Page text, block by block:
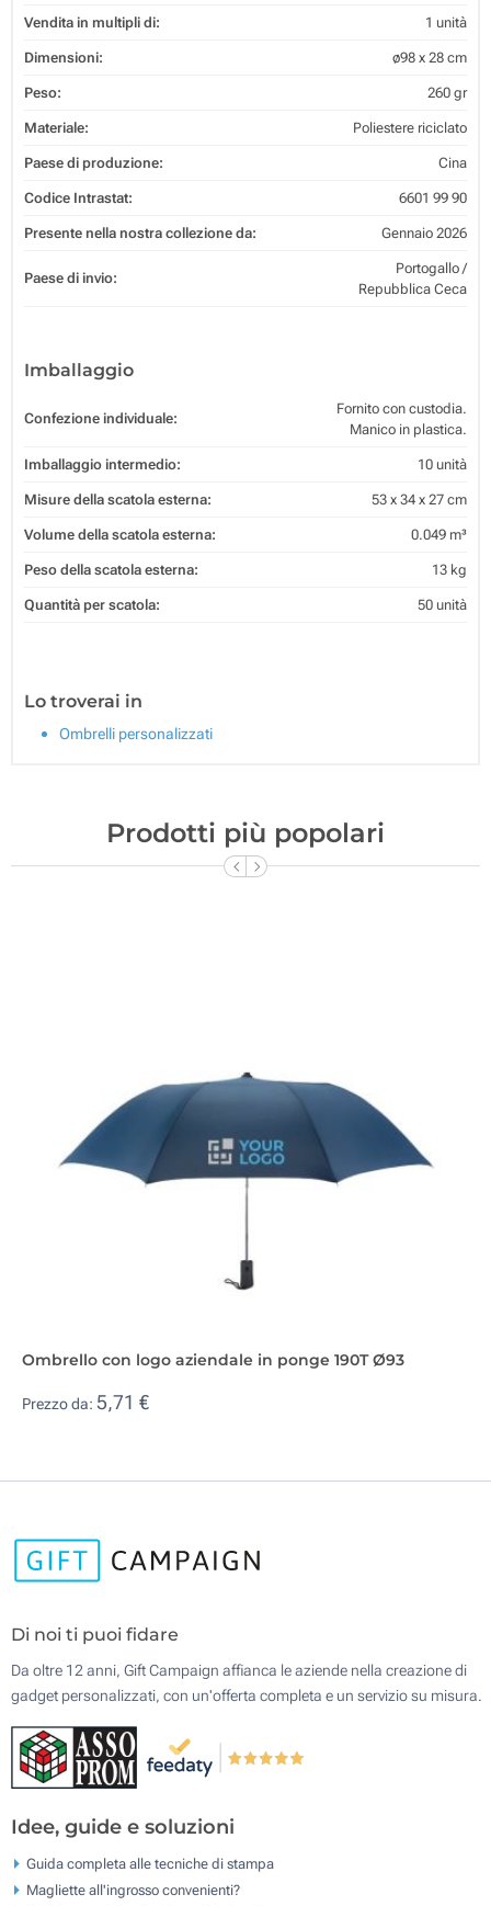
Vendita in multipli di: 1 unità
Dimensioni: ø98 x 28 cm
Peso: 260 gr
Materiale: Poliestere riciclato
Paese di produzione: Cina
Codice Intrastat: 6601 99 90
Presente nella nostra collezione da: Gennaio 2026
Paese di invio:
Portogallo /
Repubblica Ceca
Imballaggio
Confezione individuale:
Fornito con custodia.
Manico in plastica.
Imballaggio intermedio: 10 unità
Misure della scatola esterna: 53 x 34 x 27 cm
Volume della scatola esterna: 0.049 m³
Peso della scatola esterna: 13 kg
Quantità per scatola: 50 unità
Lo troverai in
Ombrelli personalizzati
Prodotti più popolari
Ombrello con logo aziendale in ponge 190T Ø93
Prezzo da: 5,71 €
Di noi ti puoi fidare
Da oltre 12 anni, Gift Campaign affianca le aziende nella creazione di
gadget personalizzati, con un'offerta completa e un servizio su misura.
Idee, guide e soluzioni
Guida completa alle tecniche di stampa
Magliette all'ingrosso convenienti?